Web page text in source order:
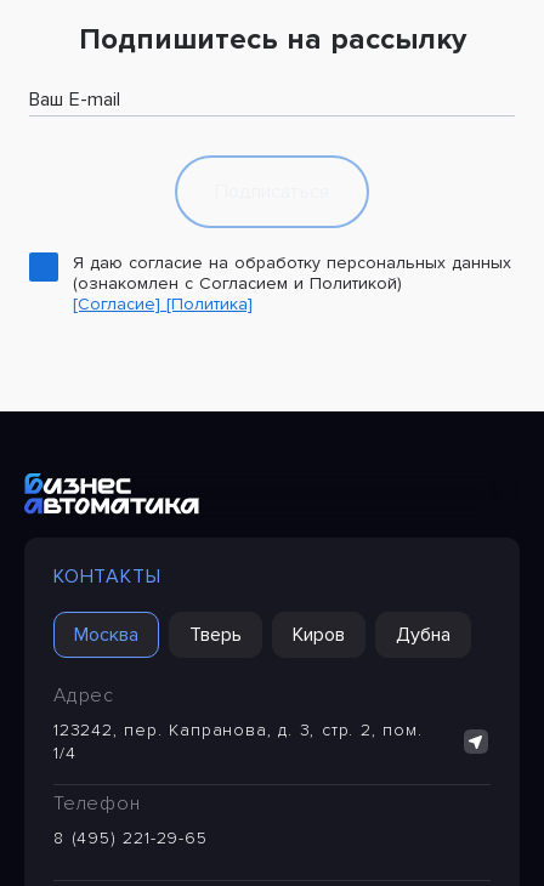
Подпишитесь на рассылку
Ваш E-mail
Я даю согласие на обработку персональных данных
(ознакомлен с Согласием и Политикой)
[Согласие] [Политика]
КОНТАКТЫ
Москва Тверь Киров Дубна
Адрес
123242, пер. Капранова, д. 3, стр. 2, пом.
1/4
Телефон
8 (495) 221-29-65